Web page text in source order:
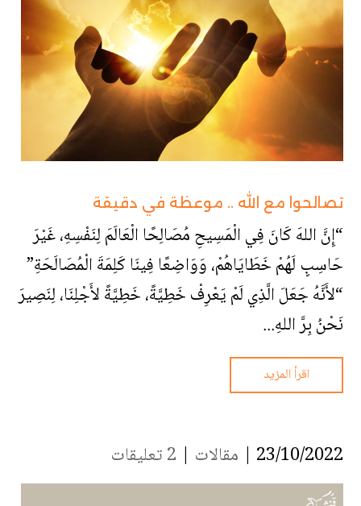
تصالحوا مع الله .. موعظة في دقيقة
“إِنَّ اللهَ كَانَ فِي الْمَسِيحِ مُصَالِحًا الْعَالَمَ لِنَفْسِهِ، غَيْرَ
حَاسِبٍ لَهُمْ خَطَايَاهُمْ، وَوَاضِعًا فِينَا كَلِمَةَ الْمُصَالَحَةِ”
“لأَنَّهُ جَعَلَ الَّذِي لَمْ يَعْرِفْ خَطِيَّةً، خَطِيَّةً لأَجْلِنَا، لِنَصِيرَ
نَحْنُ بِرَّ اللهِ...
اقرأ المزيد
23/10/2022 | مقالات | 2 تعليقات